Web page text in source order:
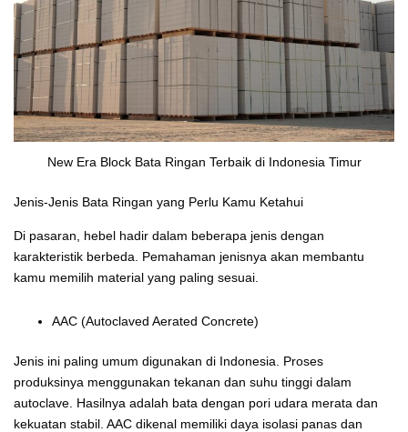
New Era Block Bata Ringan Terbaik di Indonesia Timur
Jenis-Jenis Bata Ringan yang Perlu Kamu Ketahui
Di pasaran, hebel hadir dalam beberapa jenis dengan
karakteristik berbeda. Pemahaman jenisnya akan membantu
kamu memilih material yang paling sesuai.
AAC (Autoclaved Aerated Concrete)
Jenis ini paling umum digunakan di Indonesia. Proses
produksinya menggunakan tekanan dan suhu tinggi dalam
autoclave. Hasilnya adalah bata dengan pori udara merata dan
kekuatan stabil. AAC dikenal memiliki daya isolasi panas dan